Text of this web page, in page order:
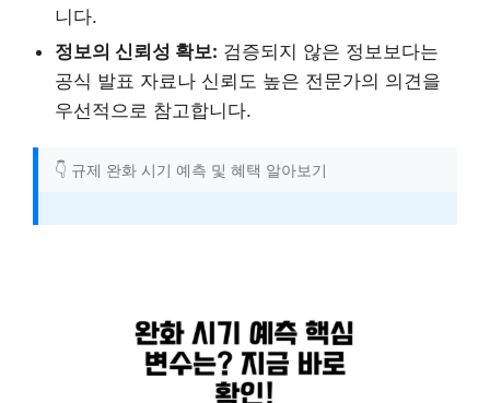
니다.
정보의 신뢰성 확보: 검증되지 않은 정보보다는
공식 발표 자료나 신뢰도 높은 전문가의 의견을
우선적으로 참고합니다.
👇 규제 완화 시기 예측 및 혜택 알아보기